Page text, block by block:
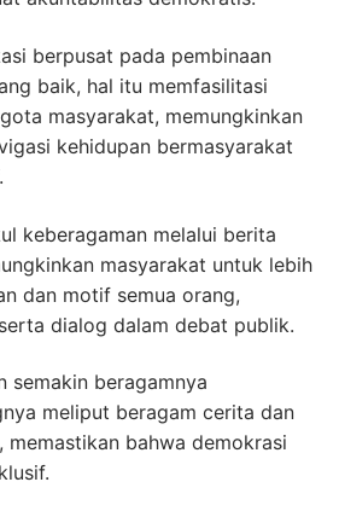
berpusat pada pembinaan
baik, hal itu memfasilitasi
masyarakat, memungkinkan
kehidupan bermasyarakat
keberagaman melalui berita
masyarakat untuk lebih
dan motif semua orang,
dialog dalam debat publik.
semakin beragamnya
meliput beragam cerita dan
memastikan bahwa demokrasi